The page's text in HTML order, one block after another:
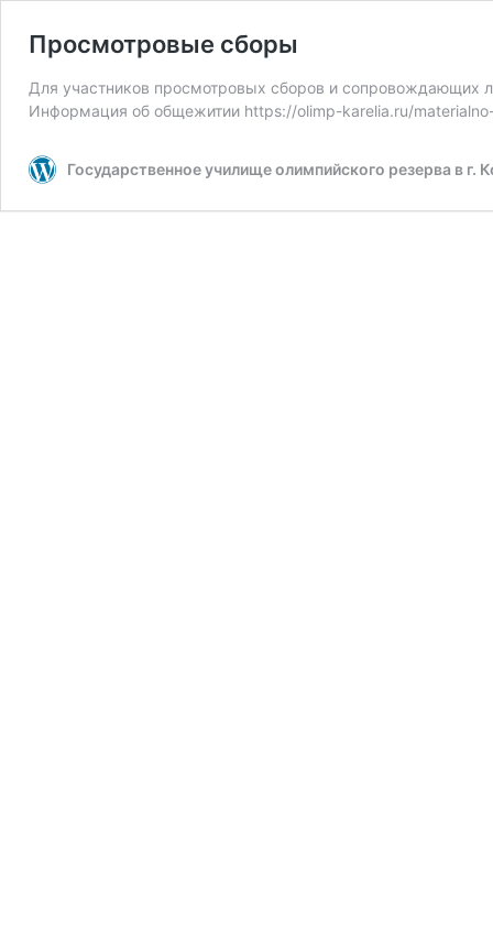
Просмотровые сборы
Для участников просмотровых сборов и сопровождающих
Информация об общежитии https://olimp-karelia.ru/
Государственное училище олимпийского резерва в г.